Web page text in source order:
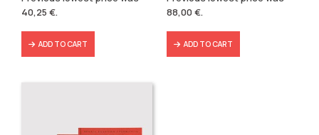
was:
57,49 €.
is:
40,25 €.
ADD TO CART
was: is:
88,00€.
ADD TO CART